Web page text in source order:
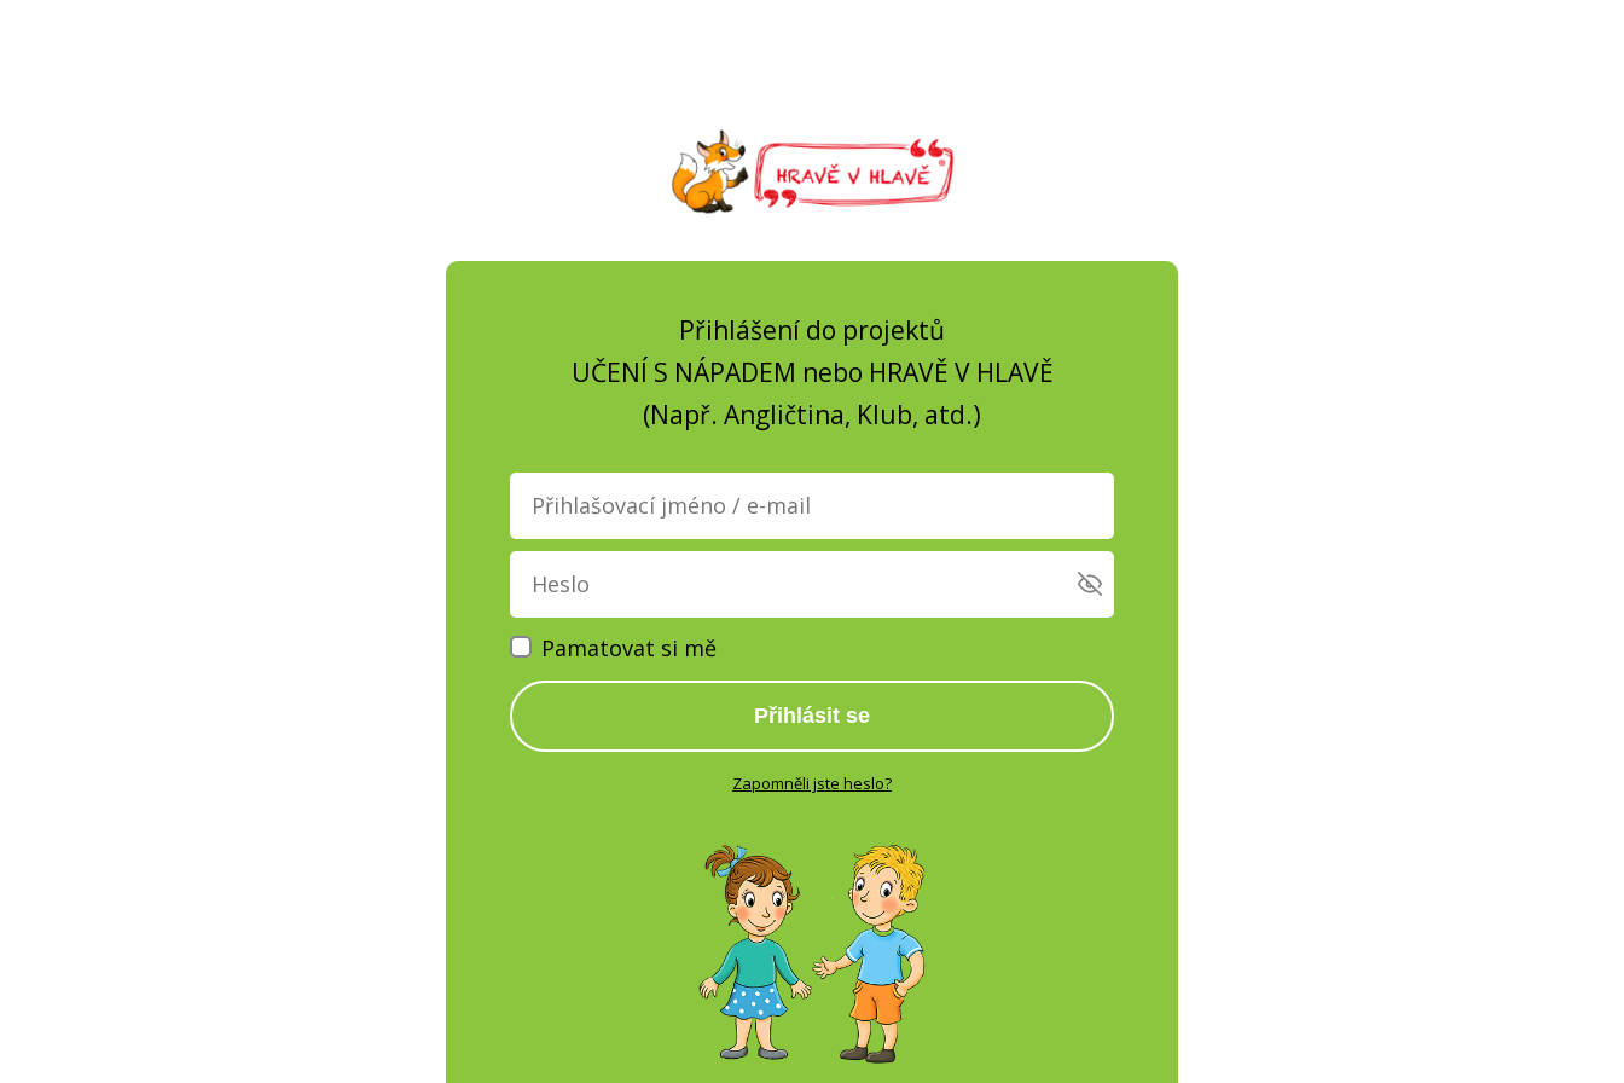
Přihlášení do projektů
UČENÍ S NÁPADEM nebo HRAVĚ V HLAVĚ
(Např. Angličtina, Klub, atd.)
Pamatovat si mě
Přihlásit se
Zapomněli jste heslo?